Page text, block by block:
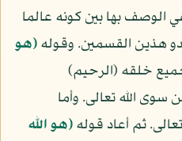
الوصف بها بين كونه عالما
هذين القسمين. وقوله(هو
خلقه (الرحيم)
سوى الله تعالى. وأما
ثم أعاد قوله(هو الله